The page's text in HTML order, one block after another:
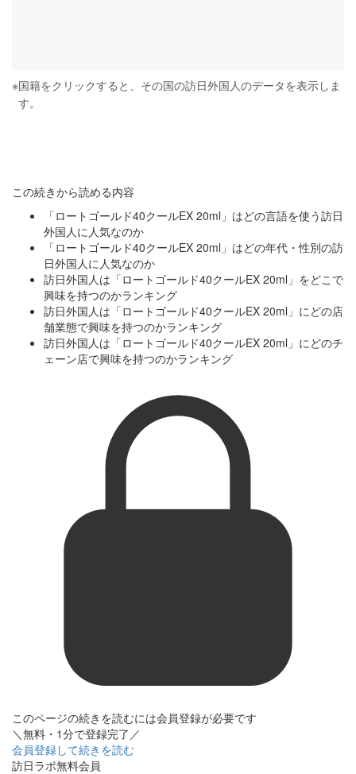
※国籍をクリックすると、その国の訪日外国人のデータを表示しま
す。
この続きから読める内容
「ロートゴールド40クールEX 20ml」はどの言語を使う訪日
外国人に人気なのか
「ロートゴールド40クールEX 20ml」はどの年代・性別の訪
日外国人に人気なのか
訪日外国人は「ロートゴールド40クールEX 20ml」をどこで
興味を持つのかランキング
訪日外国人は「ロートゴールド40クールEX 20ml」にどの店
舗業態で興味を持つのかランキング
訪日外国人は「ロートゴールド40クールEX 20ml」にどのチ
ェーン店で興味を持つのかランキング
このページの続きを読むには会員登録が必要です
＼無料・1分で登録完了／
会員登録して続きを読む
訪日ラボ無料会員